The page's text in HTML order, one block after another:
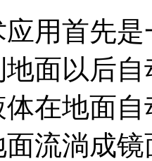
应用首先
面以后
在地面
流淌成